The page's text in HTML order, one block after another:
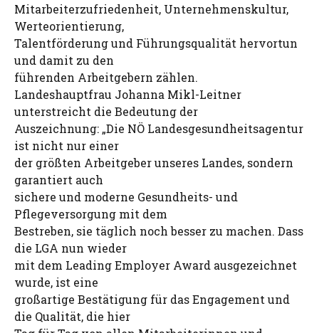
Mitarbeiterzufriedenheit, Unternehmenskultur,
Werteorientierung,
Talentförderung und Führungsqualität hervortun
und damit zu den
führenden Arbeitgebern zählen.
Landeshauptfrau Johanna Mikl-Leitner
unterstreicht die Bedeutung der
Auszeichnung: „Die NÖ Landesgesundheitsagentur
ist nicht nur einer
der größten Arbeitgeber unseres Landes, sondern
garantiert auch
sichere und moderne Gesundheits- und
Pflegeversorgung mit dem
Bestreben, sie täglich noch besser zu machen. Dass
die LGA nun wieder
mit dem Leading Employer Award ausgezeichnet
wurde, ist eine
großartige Bestätigung für das Engagement und
die Qualität, die hier